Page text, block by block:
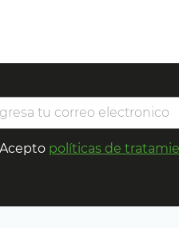
Acepto políticas de